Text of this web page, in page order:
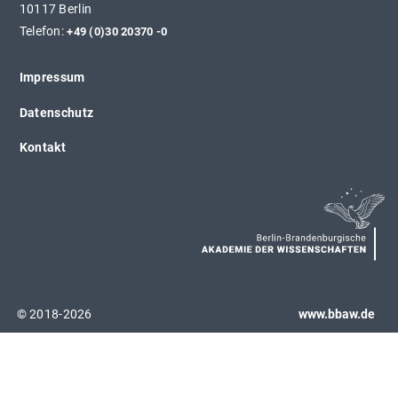
10117 Berlin
Telefon:+49 (0)30 20370 -0
Impressum
Datenschutz
Kontakt
www.bbaw.de
© 2018-2026